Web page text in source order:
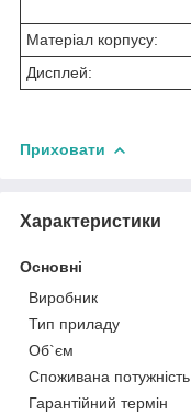
Матеріал корпусу:
Дисплей:
Приховати
Характеристики
Основні
Виробник
Тип приладу
Об`єм
Споживана потужність
Гарантійний термін